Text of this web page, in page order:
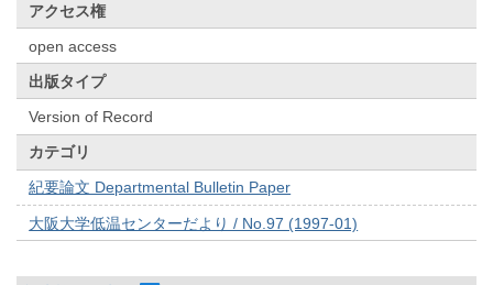
アクセス権
open access
出版タイプ
Version of Record
カテゴリ
紀要論文 Departmental Bulletin Paper
大阪大学低温センターだより / No.97 (1997-01)